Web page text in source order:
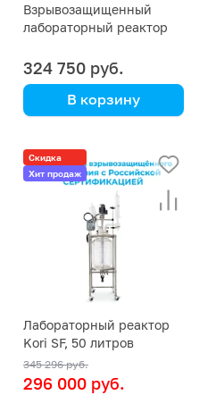
Взрывозащищенный
лабораторный реактор
324 750 руб.
В корзину
Скидка
Хит продаж
Лабораторный реактор
Kori SF, 50 литров
345 296 руб.
296 000 руб.